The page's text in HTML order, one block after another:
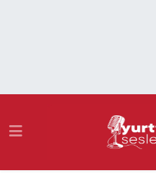
Namaz Vakitleri